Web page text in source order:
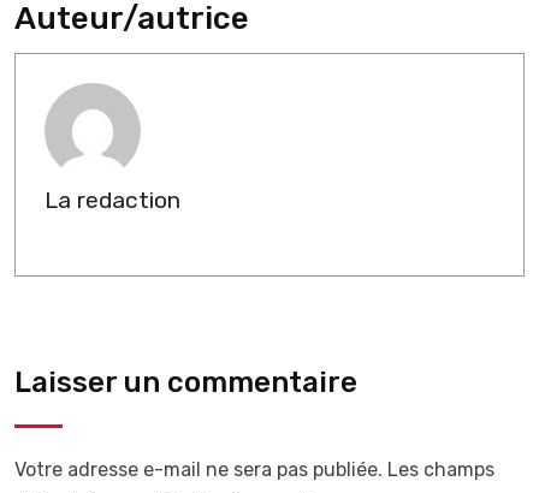
Auteur/autrice
La redaction
Laisser un commentaire
Votre adresse e-mail ne sera pas publiée. Les champs